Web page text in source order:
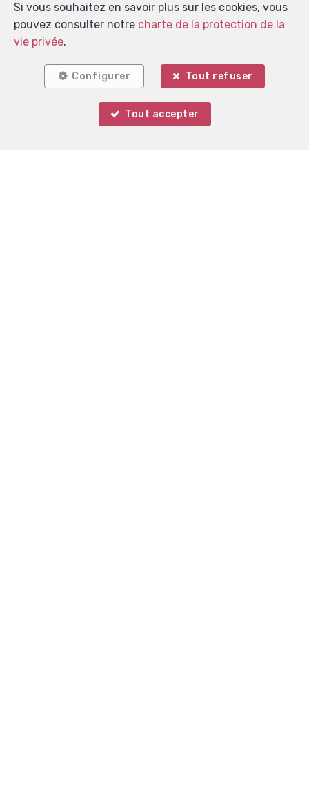
Votre agent
Si vous souhaitez en savoir plus sur les cookies, vous
pouvez consulter notre charte de la protection de la
vie privée.
Configurer Tout refuser
Tout accepter